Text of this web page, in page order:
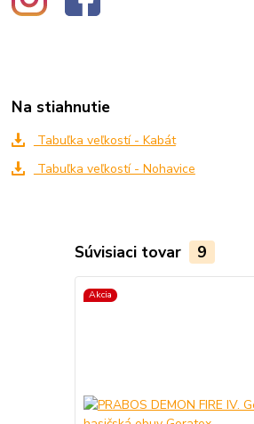
Na stiahnutie
Tabuľka veľkostí - Kabát
Tabuľka veľkostí - Nohavice
Súvisiaci tovar 9
Akcia